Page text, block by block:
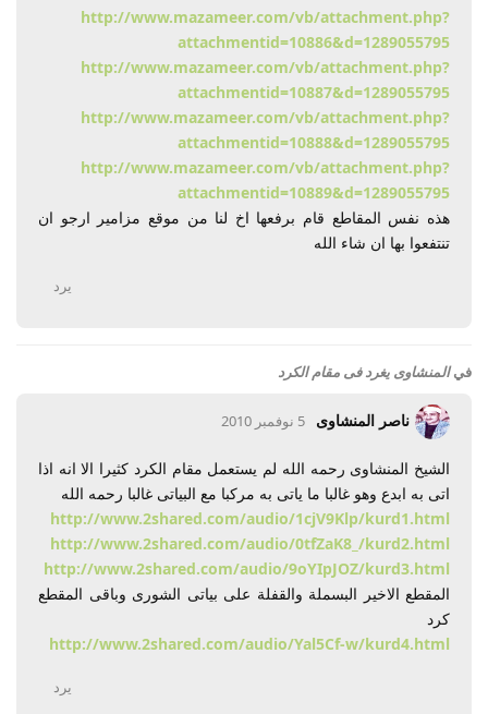
http://www.mazameer.com/vb/attachment.php?
attachmentid=10886&d=1289055795
http://www.mazameer.com/vb/attachment.php?
attachmentid=10887&d=1289055795
http://www.mazameer.com/vb/attachment.php?
attachmentid=10888&d=1289055795
http://www.mazameer.com/vb/attachment.php?
attachmentid=10889&d=1289055795
هذه نفس المقاطع قام برفعها اخ لنا من موقع مزامير ارجو ان
تنتفعوا بها ان شاء الله
يرد
فيالمنشاوى يغرد فى مقام الكرد
ناصر المنشاوى 5 نوفمبر 2010
الشيخ المنشاوى رحمه الله لم يستعمل مقام الكرد كثيرا الا انه اذا
اتى به ابدع وهو غالبا ما ياتى به مركبا مع البياتى غالبا رحمه الله
http://www.2shared.com/audio/1cjV9Klp/kurd1.html
http://www.2shared.com/audio/0tfZaK8_/kurd2.html
http://www.2shared.com/audio/9oYIpJOZ/kurd3.html
المقطع الاخير البسملة والقفلة على بياتى الشورى وباقى المقطع
كرد
http://www.2shared.com/audio/Yal5Cf-w/kurd4.html
يرد